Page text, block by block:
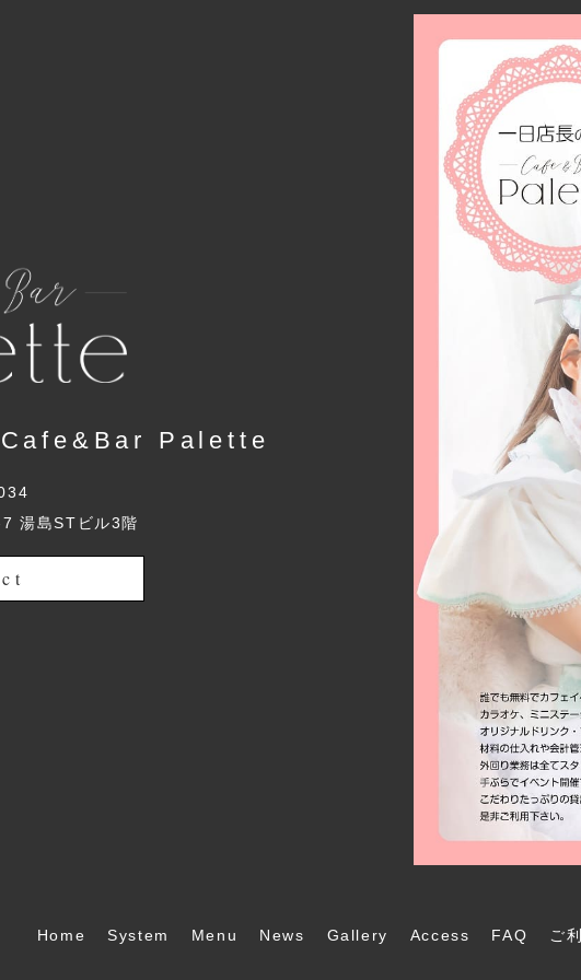
Cafe&Bar Palette
湯島STビル3階
Home System Menu News Gallery Access FAQ ご